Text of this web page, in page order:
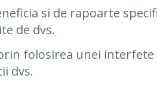
si de rapoarte
de dvs.
folosirea unei
dvs.